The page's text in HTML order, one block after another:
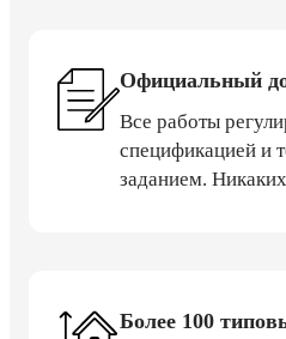
Официальный
Все работы
спецификацией и
заданием.
Более 100